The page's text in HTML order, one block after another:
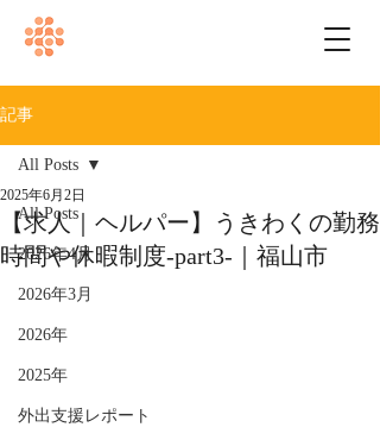
記事
All Posts
2026年4月
2026年3月
2026年
2025年
外出支援レポート
All Posts
【求人｜ヘルパー】うきわくの勤務
時間や休暇制度-part3-｜福山市
2025年6月2日